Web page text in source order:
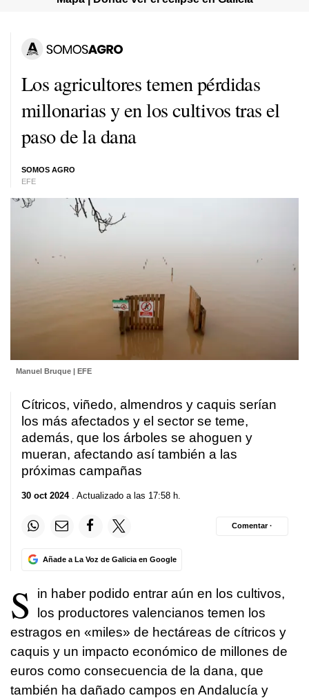
Los agricultores temen pérdidas
millonarias y en los cultivos tras el
paso de la dana
SOMOS AGRO
EFE
Manuel Bruque | EFE
Cítricos, viñedo, almendros y caquis serían
los más afectados y el sector se teme,
además, que los árboles se ahoguen y
mueran, afectando así también a las
próximas campañas
30 oct 2024. Actualizado a las 17:58 h.
Añade a La Voz de Galicia en Google
Comentar ·
S
in haber podido entrar aún en los cultivos,
los productores valencianos temen los
estragos en «miles» de hectáreas de cítricos y
caquis y un impacto económico de millones de
euros como consecuencia de la dana, que
también ha dañado campos en Andalucía y